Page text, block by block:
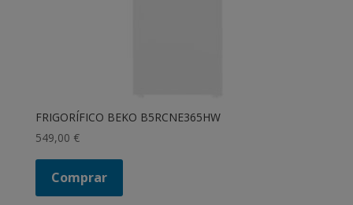
FRIGORÍFICO BEKO B5RCNE365HW
549,00 €
Comprar